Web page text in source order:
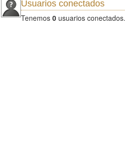
Usuarios conectados
Tenemos 0 usuarios conectados.